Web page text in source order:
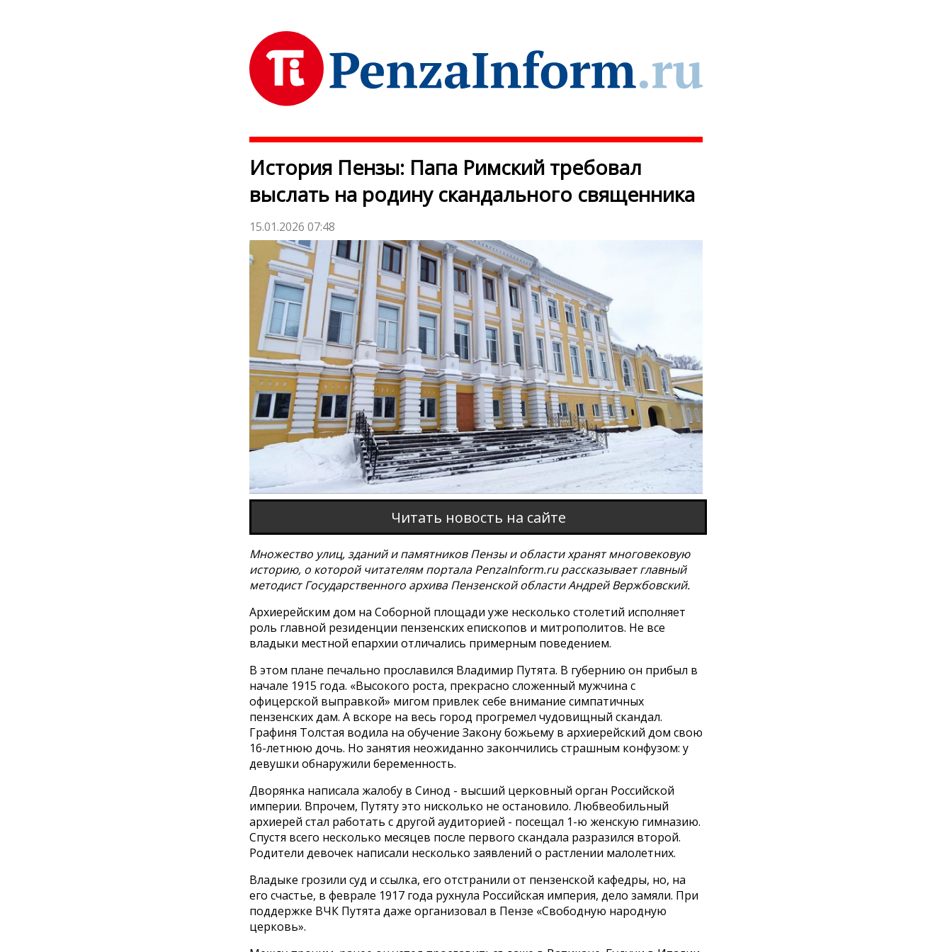
История Пензы: Папа Римский требовал
выслать на родину скандального священника
15.01.2026 07:48
Читать новость на сайте
Множество улиц, зданий и памятников Пензы и области хранят многовековую
историю, о которой читателям портала PenzaInform.ru рассказывает главный
методист Государственного архива Пензенской области Андрей Вержбовский.
Архиерейским дом на Соборной площади уже несколько столетий исполняет
роль главной резиденции пензенских епископов и митрополитов. Не все
владыки местной епархии отличались примерным поведением.
В этом плане печально прославился Владимир Путята. В губернию он прибыл в
начале 1915 года. «Высокого роста, прекрасно сложенный мужчина с
офицерской выправкой» мигом привлек себе внимание симпатичных
пензенских дам. А вскоре на весь город прогремел чудовищный скандал.
Графиня Толстая водила на обучение Закону божьему в архиерейский дом свою
16-летнюю дочь. Но занятия неожиданно закончились страшным конфузом: у
девушки обнаружили беременность.
Дворянка написала жалобу в Синод - высший церковный орган Российской
империи. Впрочем, Путяту это нисколько не остановило. Любвеобильный
архиерей стал работать с другой аудиторией - посещал 1-ю женскую гимназию.
Спустя всего несколько месяцев после первого скандала разразился второй.
Родители девочек написали несколько заявлений о растлении малолетних.
Владыке грозили суд и ссылка, его отстранили от пензенской кафедры, но, на
его счастье, в феврале 1917 года рухнула Российская империя, дело замяли. При
поддержке ВЧК Путята даже организовал в Пензе «Свободную народную
церковь».